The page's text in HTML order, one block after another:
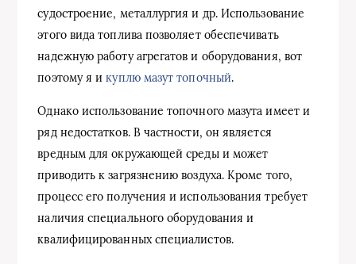
судостроение, металлургия и др. Использование
этого вида топлива позволяет обеспечивать
надежную работу агрегатов и оборудования, вот
поэтому я икуплю мазут топочный.
Однако использование топочного мазута имеет и
ряд недостатков. В частности, он является
вредным для окружающей среды и может
приводить к загрязнению воздуха. Кроме того,
процесс его получения и использования требует
наличия специального оборудования и
квалифицированных специалистов.